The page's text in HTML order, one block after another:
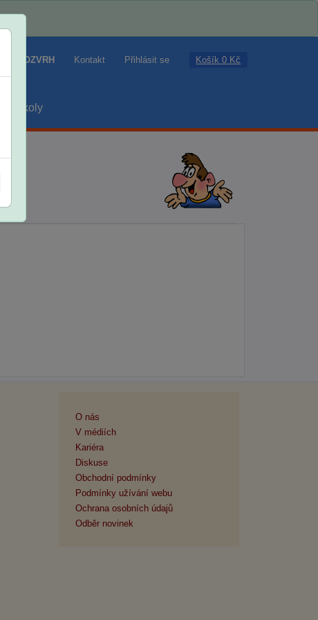
ROZVRH Kontakt Přihlásit se Košík 0 Kč
školy
O nás
V médiích
Kariéra
Diskuse
Obchodní podmínky
Podmínky užívání webu
Ochrana osobních údajů
Odběr novinek